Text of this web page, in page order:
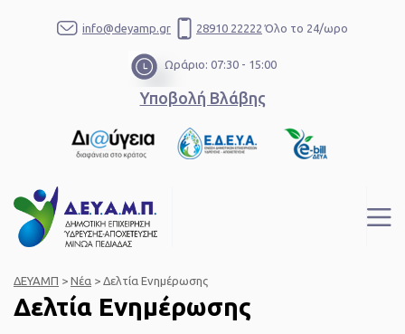
info@deyamp.gr 28910 22222 Όλο το 24/ωρο
Ωράριο: 07:30 - 15:00
Υποβολή Βλάβης
ΔΕΥΑΜΠ > Νέα > Δελτία Ενημέρωσης
Δελτία Ενημέρωσης